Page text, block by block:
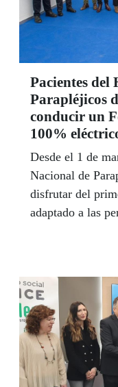
Pacientes del
Parapléjicos
conducir un
100%
Desde el 1 de
Nacional de
disfrutar del
adaptado a las